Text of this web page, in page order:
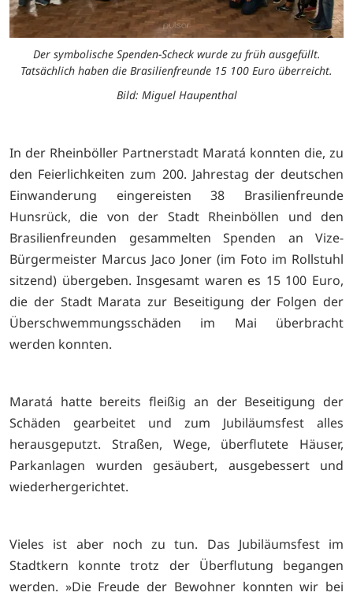
Der symbolische Spenden-Scheck wurde zu früh ausgefüllt.
Tatsächlich haben die Brasilienfreunde 15 100 Euro überreicht.
Bild: Miguel Haupenthal
In der Rheinböller Partnerstadt Maratá konnten die, zu
den Feierlichkeiten zum 200. Jahrestag der deutschen
Einwanderung eingereisten 38 Brasilienfreunde
Hunsrück, die von der Stadt Rheinböllen und den
Brasilienfreunden gesammelten Spenden an Vize-
Bürgermeister Marcus Jaco Joner (im Foto im Rollstuhl
sitzend) übergeben. Insgesamt waren es 15 100 Euro,
die der Stadt Marata zur Beseitigung der Folgen der
Überschwemmungsschäden im Mai überbracht
werden konnten.
Maratá hatte bereits fleißig an der Beseitigung der
Schäden gearbeitet und zum Jubiläumsfest alles
herausgeputzt. Straßen, Wege, überflutete Häuser,
Parkanlagen wurden gesäubert, ausgebessert und
wiederhergerichtet.
Vieles ist aber noch zu tun. Das Jubiläumsfest im
Stadtkern konnte trotz der Überflutung begangen
werden. »Die Freude der Bewohner konnten wir bei